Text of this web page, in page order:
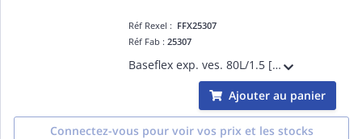
Réf Rexel : FFX25307
Réf Fab :25307
Baseflex exp. ves. 80L/1.5 [6bar]
Ajouter au panier
Connectez-vous pour voir vos prix et les stocks